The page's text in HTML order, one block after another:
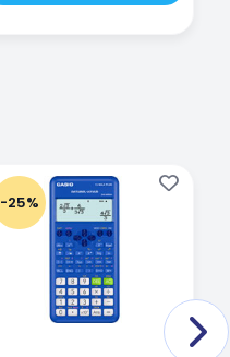
-25%